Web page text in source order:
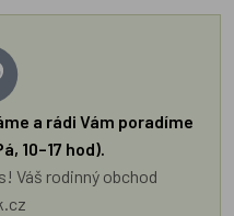
a rádi Vám poradíme
10–17 hod).
Váš rodinný obchod